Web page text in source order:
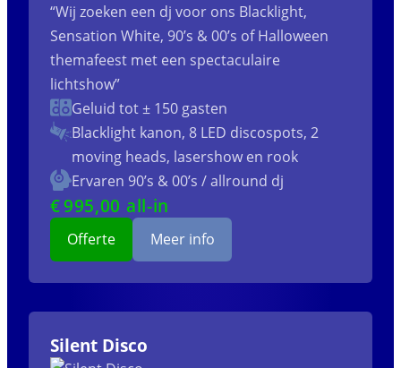
“Wij zoeken een dj voor ons Blacklight,
Sensation White, 90’s & 00’s of Halloween
themafeest met een spectaculaire
lichtshow”
Geluid tot ± 150 gasten
Blacklight kanon, 8 LED discospots, 2
moving heads, lasershow en rook
Ervaren 90’s & 00’s / allround dj
€995,00 all-in
Offerte Meer info
Silent Disco